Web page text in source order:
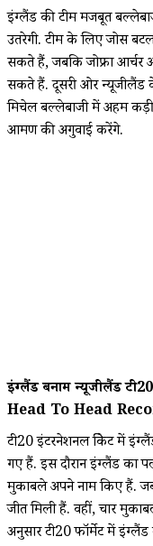
इंग्लैंड की टीम मजबूत
उतरेगी. टीम के लिए जोस
सकते हैं, जबकि जोफ्रा आर्चर
सकते हैं. दूसरी ओर न्यूजीलैंड
मिचेल बल्लेबाजी में अहम
आक्रमण की अगुवाई करेंगे.
इंग्लैंड बनाम न्यूजीलैंड
Head To Head
टी20 इंटरनेशनल क्रिकेट में
गए हैं. इस दौरान इंग्लैंड का
मुकाबले अपने नाम किए हैं.
जीत मिली हैं. वहीं, चार
अनुसार टी20 फॉर्मेट में